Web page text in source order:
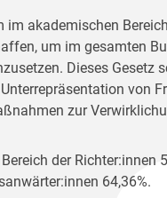
akademischen
um im gesamten
Dieses Gesetz
von
zur
der Richter:innen
64,36%.